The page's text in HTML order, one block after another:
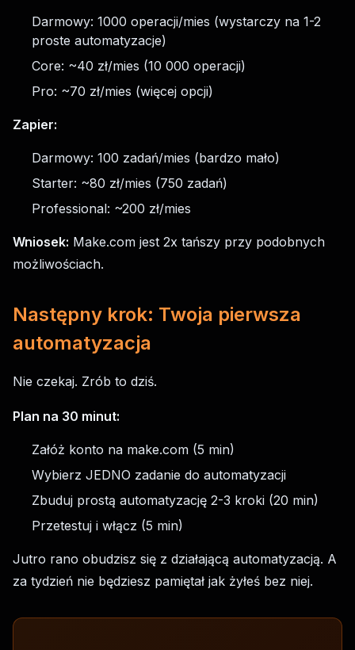
Darmowy: 1000 operacji/mies (wystarczy na 1-2
proste automatyzacje)
Core: ~40 zł/mies (10 000 operacji)
Pro: ~70 zł/mies (więcej opcji)
Zapier:
Darmowy: 100 zadań/mies (bardzo mało)
Starter: ~80 zł/mies (750 zadań)
Professional: ~200 zł/mies
Wniosek: Make.com jest 2x tańszy przy podobnych
możliwościach.
Następny krok: Twoja pierwsza
automatyzacja
Nie czekaj. Zrób to dziś.
Plan na 30 minut:
Załóż konto na make.com (5 min)
Wybierz JEDNO zadanie do automatyzacji
Zbuduj prostą automatyzację 2-3 kroki (20 min)
Przetestuj i włącz (5 min)
Jutro rano obudzisz się z działającą automatyzacją. A
za tydzień nie będziesz pamiętał jak żyłeś bez niej.